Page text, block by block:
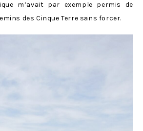
m’avait par exemple permis de
des Cinque Terre sans forcer.